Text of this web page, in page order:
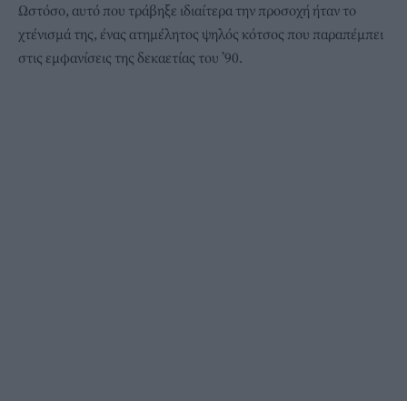
Ωστόσο, αυτό που τράβηξε ιδιαίτερα την προσοχή ήταν το
χτένισμά της, ένας ατημέλητος ψηλός κότσος που παραπέμπει
στις εμφανίσεις της δεκαετίας του ’90.